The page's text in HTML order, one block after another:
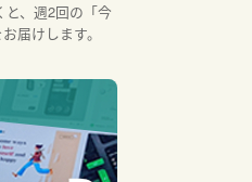
、週2回の「今
届けします。